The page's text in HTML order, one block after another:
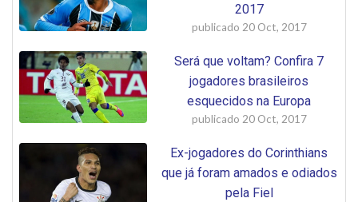
2017
publicado 20 Oct, 2017
Será que voltam? Confira 7
jogadores brasileiros
esquecidos na Europa
publicado 20 Oct, 2017
Ex-jogadores do Corinthians
que já foram amados e odiados
pela Fiel